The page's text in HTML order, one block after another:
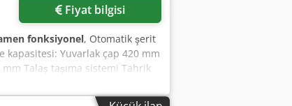
Fiyat bilgisi
fonksiyonel, Otomatik şerit
kapasitesi: Yuvarlak çap 420 mm
Talaş taşıma sistemi Tahrik
sayacı Ağırlık 2200 kg